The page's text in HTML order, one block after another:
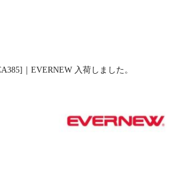
｜EVERNEW 入荷しました。